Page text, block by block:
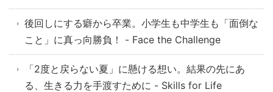
後回しにする癖から卒業。小学生も中学生も「面倒な
こと」に真っ向勝負！ - Face the Challenge
「2度と戻らない夏」に懸ける想い。結果の先にあ
る、生きる力を手渡すために - Skills for Life